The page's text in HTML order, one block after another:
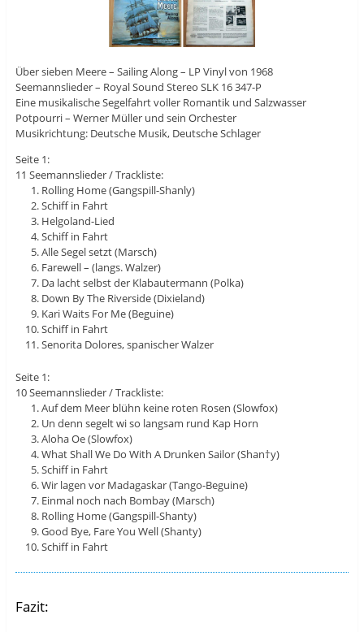
Über sieben Meere – Sailing Along – LP Vinyl von 1968
Seemannslieder – Royal Sound Stereo SLK 16 347-P
Eine musikalische Segelfahrt voller Romantik und Salzwasser
Potpourri – Werner Müller und sein Orchester
Musikrichtung: Deutsche Musik, Deutsche Schlager
Seite 1:
11 Seemannslieder / Trackliste:
Rolling Home (Gangspill-Shanly)
Schiff in Fahrt
Helgoland-Lied
Schiff in Fahrt
Alle Segel setzt (Marsch)
Farewell – (langs. Walzer)
Da lacht selbst der Klabautermann (Polka)
Down By The Riverside (Dixieland)
Kari Waits For Me (Beguine)
Schiff in Fahrt
Senorita Dolores, spanischer Walzer
Seite 1:
10 Seemannslieder / Trackliste:
Auf dem Meer blühn keine roten Rosen (Slowfox)
Un denn segelt wi so langsam rund Kap Horn
Aloha Oe (Slowfox)
What Shall We Do With A Drunken Sailor (Shan†y)
Schiff in Fahrt
Wir lagen vor Madagaskar (Tango-Beguine)
Einmal noch nach Bombay (Marsch)
Rolling Home (Gangspill-Shanty)
Good Bye, Fare You Well (Shanty)
Schiff in Fahrt
Fazit: